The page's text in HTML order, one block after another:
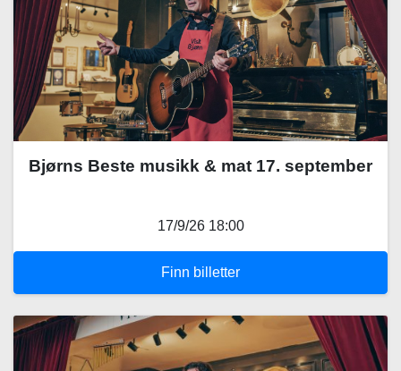
Bjørns Beste musikk & mat 17. september
17/9/26 18:00
Finn billetter